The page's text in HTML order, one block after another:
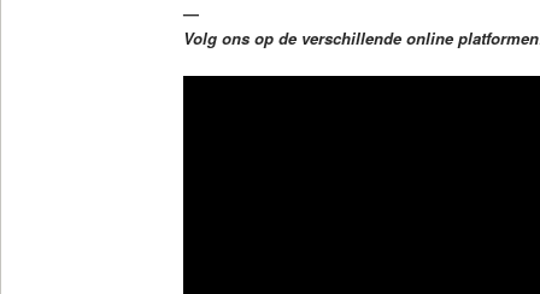
—
Volg ons op de verschillende online